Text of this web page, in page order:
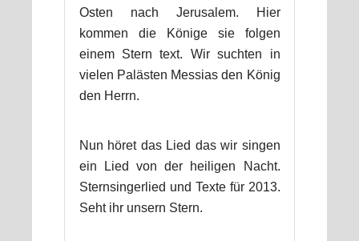
Osten nach Jerusalem. Hier
kommen die Könige sie folgen
einem Stern text. Wir suchten in
vielen Palästen Messias den König
den Herrn.
Nun höret das Lied das wir singen
ein Lied von der heiligen Nacht.
Sternsingerlied und Texte für 2013.
Seht ihr unsern Stern.